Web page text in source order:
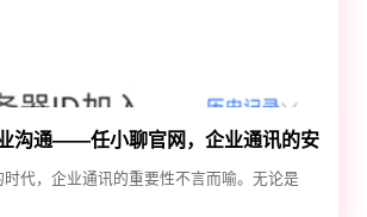
沟通——任小聊官网，企业通讯的安
代，企业通讯的重要性不言而喻。无论是